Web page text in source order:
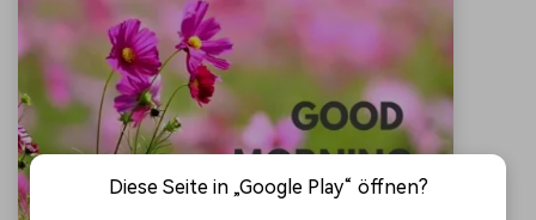
Diese Seite in „Google Play“ öffnen?